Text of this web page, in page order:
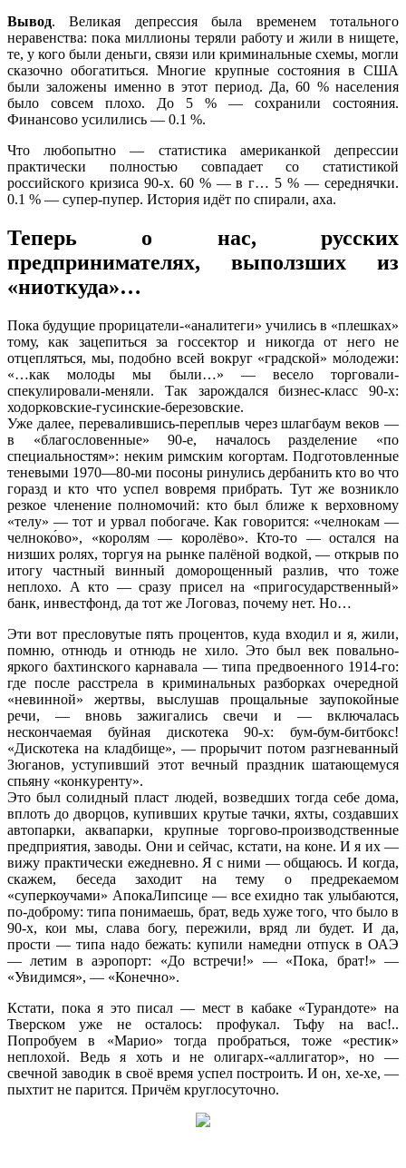
Вывод. Великая депрессия была временем тотального
неравенства: пока миллионы теряли работу и жили в нищете,
те, у кого были деньги, связи или криминальные схемы, могли
сказочно обогатиться. Многие крупные состояния в США
были заложены именно в этот период. Да, 60 % населения
было совсем плохо. До 5 % — сохранили состояния.
Финансово усилились — 0.1 %.
Что любопытно — статистика американкой депрессии
практически полностью совпадает со статистикой
российского кризиса 90-х. 60 % — в г… 5 % — середнячки.
0.1 % — супер-пупер. История идёт по спирали, аха.
Теперь о нас, русских
предпринимателях, выползших из
«ниоткуда»…
Пока будущие прорицатели-«аналитеги» учились в «плешках»
тому, как зацепиться за госсектор и никогда от него не
отцепляться, мы, подобно всей вокруг «градской» мо́лодежи:
«…как молоды мы были…» — весело торговали-
спекулировали-меняли. Так зарождался бизнес-класс 90-х:
ходорковские-гусинские-березовские.
Уже далее, перевалившись-переплыв через шлагбаум веков —
в «благословенные» 90-е, началось разделение «по
специальностям»: неким римским когортам. Подготовленные
теневыми 1970—80-ми посоны ринулись дербанить кто во что
горазд и кто что успел вовремя прибрать. Тут же возникло
резкое членение полномочий: кто был ближе к верховному
«телу» — тот и урвал побогаче. Как говорится: «челнокам —
челноко́во», «королям — королёво». Кто-то — остался на
низших ролях, торгуя на рынке палёной водкой, — открыв по
итогу частный винный доморощенный разлив, что тоже
неплохо. А кто — сразу присел на «пригосударственный»
банк, инвестфонд, да тот же Логоваз, почему нет. Но…
Эти вот пресловутые пять процентов, куда входил и я, жили,
помню, отнюдь и отнюдь не хило. Это был век повально-
яркого бахтинского карнавала — типа предвоенного 1914-го:
где после расстрела в криминальных разборках очередной
«невинной» жертвы, выслушав прощальные заупокойные
речи, — вновь зажигались свечи и — включалась
нескончаемая буйная дискотека 90-х: бум-бум-битбокс!
«Дискотека на кладбище», — прорычит потом разгневанный
Зюганов, уступивший этот вечный праздник шатающемуся
спьяну «конкуренту».
Это был солидный пласт людей, возведших тогда себе дома,
вплоть до дворцов, купивших крутые тачки, яхты, создавших
автопарки, аквапарки, крупные торгово-производственные
предприятия, заводы. Они и сейчас, кстати, на коне. И я их —
вижу практически ежедневно. Я с ними — общаюсь. И когда,
скажем, беседа заходит на тему о предрекаемом
«суперкоучами» АпокаЛипсице — все ехидно так улыбаются,
по-доброму: типа понимаешь, брат, ведь хуже того, что было в
90-х, кои мы, слава богу, пережили, вряд ли будет. И да,
прости — типа надо бежать: купили намедни отпуск в ОАЭ
— летим в аэропорт: «До встречи!» — «Пока, брат!» —
«Увидимся», — «Конечно».
Кстати, пока я это писал — мест в кабаке «Турандоте» на
Тверском уже не осталось: профукал. Тьфу на вас!..
Попробуем в «Марио» тогда пробраться, тоже «рестик»
неплохой. Ведь я хоть и не олигарх-«аллигатор», но —
свечной заводик в своё время успел построить. И он, хе-хе, —
пыхтит не парится. Причём круглосуточно.